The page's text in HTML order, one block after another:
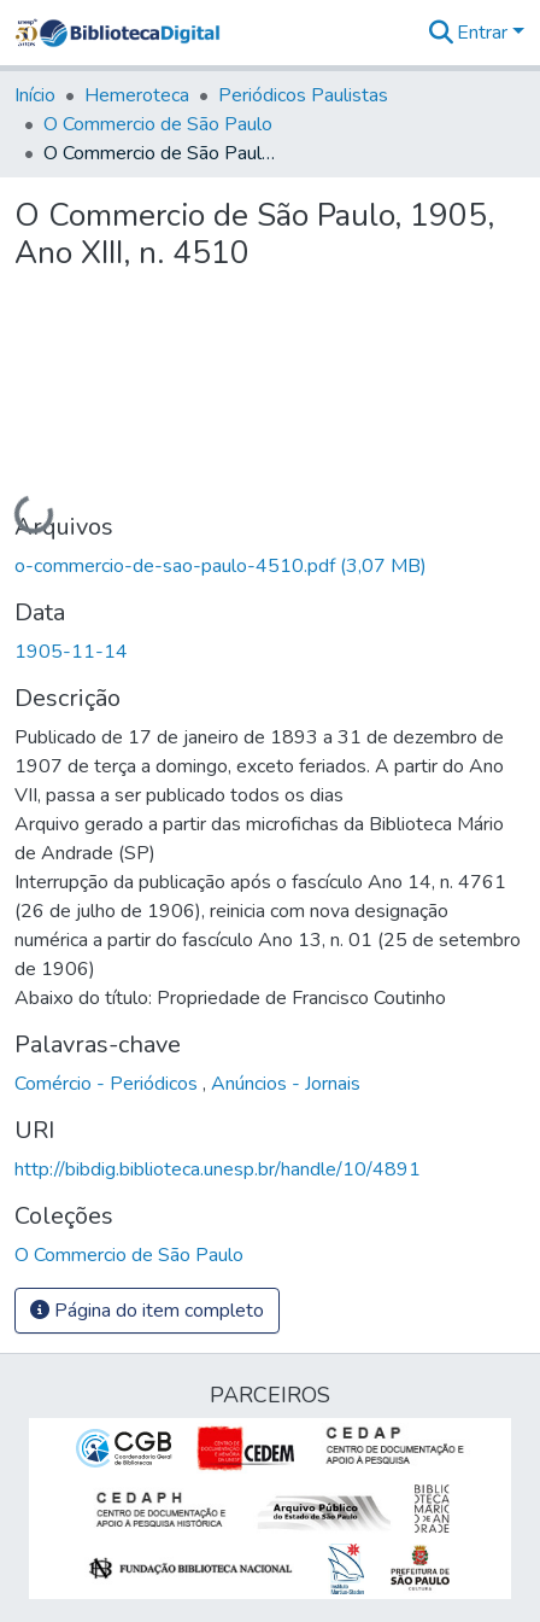
&
Coleções
Tudo na
Biblioteca
Estatísticas
Entrar
Início Hemeroteca
Periódicos Paulistas
O Commercio de São Paulo
O Commercio de São Paulo, 1905, Ano XIII, n. 4510
O Commercio de São Paulo, 1905,
Ano XIII, n. 4510
Carregando...
Arquivos
o-commercio-de-sao-paulo-4510.pdf(3,07 MB)
Data
1905-11-14
Descrição
Publicado de 17 de janeiro de 1893 a 31 de dezembro de
1907 de terça a domingo, exceto feriados. A partir do Ano
VII, passa a ser publicado todos os dias
Arquivo gerado a partir das microfichas da Biblioteca Mário
de Andrade (SP)
Interrupção da publicação após o fascículo Ano 14, n. 4761
(26 de julho de 1906), reinicia com nova designação
numérica a partir do fascículo Ano 13, n. 01 (25 de setembro
de 1906)
Abaixo do título: Propriedade de Francisco Coutinho
Palavras-chave
Comércio - Periódicos , Anúncios - Jornais
URI
http://bibdig.biblioteca.unesp.br/handle/10/4891
Coleções
O Commercio de São Paulo
Página do item completo
PARCEIROS